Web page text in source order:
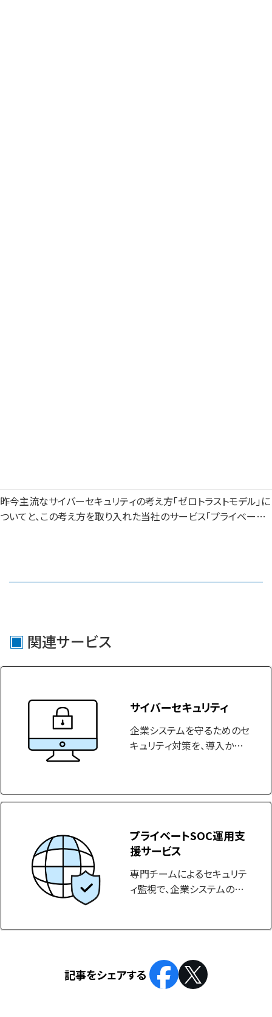
昨今主流なサイバーセキュリティの考え方「ゼロトラストモデル」に
ついてと、この考え方を取り入れた当社のサービス「プライベート
関連サービス
サイバーセキュリティ
企業システムを守るためのセ
キュリティ対策を、導入から
プライベートSOC運用支
援サービス
専門チームによるセキュリテ
ィ監視で、企業システムの安